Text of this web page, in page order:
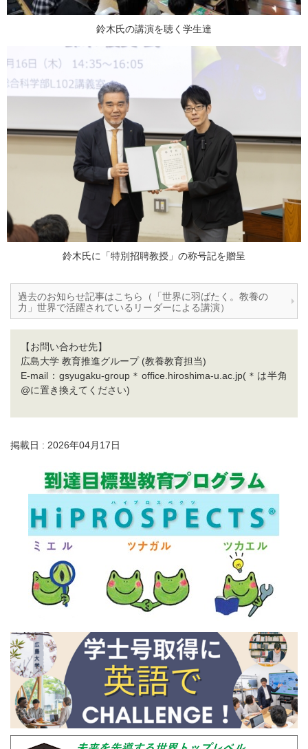
鈴木氏の講演を聴く学生達
鈴木氏に「特別招聘教授」の称号記を贈呈
過去のお知らせ記事はこちら（「世界に羽ばたく。教養の
力」世界で活躍されているリーダーによる講演）
【お問い合わせ先】
広島大学 教育推進グループ (教養教育担当)
E-mail：gsyugaku-group＊office.hiroshima-u.ac.jp(＊は半角
@に置き換えてください)
掲載日 : 2026年04月17日